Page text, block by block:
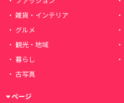
雑貨・インテリア
グルメ
観光・地域
暮らし
古写真
ページ